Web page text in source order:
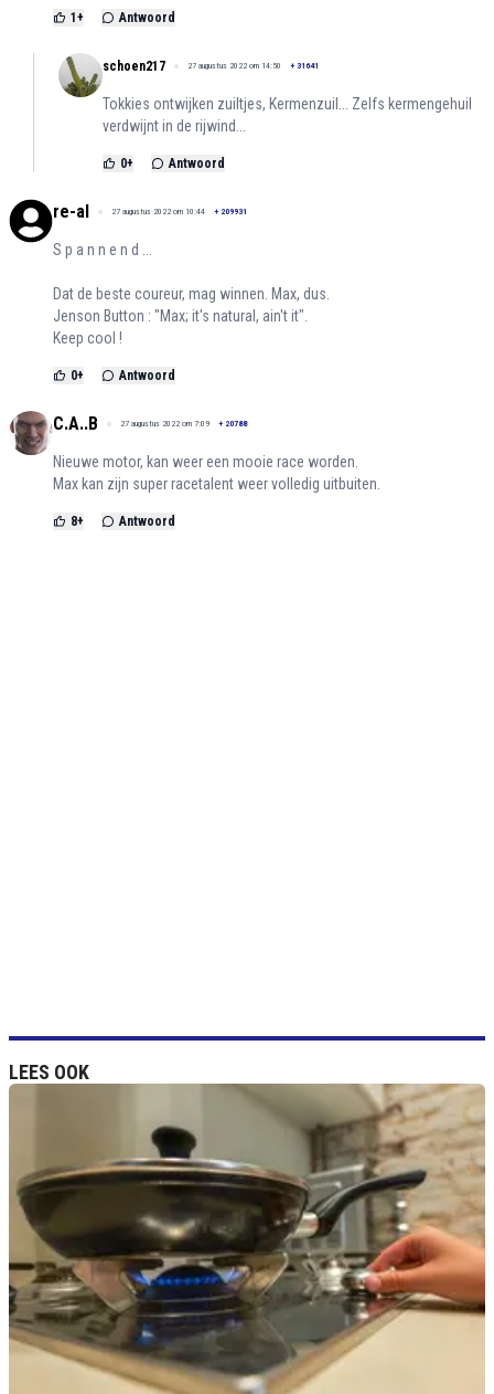
1 + Antwoord
schoen217 27 augustus 2022 om 14:50 + 31641
Tokkies ontwijken zuiltjes, Kermenzuil... Zelfs kermengehuil
verdwijnt in de rijwind...
0+ Antwoord
re-al 27 augustus 2022 om 10:44 + 209931
S p a n n e n d ...
Dat de beste coureur, mag winnen. Max, dus.
Jenson Button : "Max; it's natural, ain't it".
Keep cool !
0+ Antwoord
C.A..B 27 augustus 2022 om 7:09 + 20788
Nieuwe motor, kan weer een mooie race worden.
Max kan zijn super racetalent weer volledig uitbuiten.
8+ Antwoord
LEES OOK